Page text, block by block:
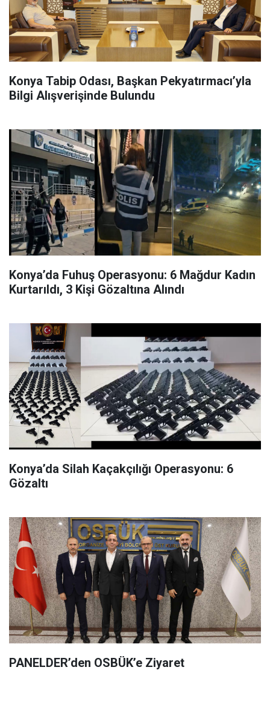
Konya Tabip Odası, Başkan Pekyatırmacı’yla
Bilgi Alışverişinde Bulundu
Konya’da Fuhuş Operasyonu: 6 Mağdur Kadın
Kurtarıldı, 3 Kişi Gözaltına Alındı
Konya’da Silah Kaçakçılığı Operasyonu: 6
Gözaltı
PANELDER’den OSBÜK’e Ziyaret